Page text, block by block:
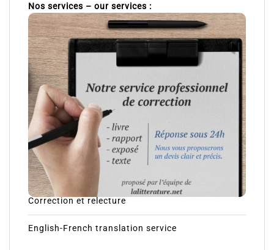
Nos services – our services :
Correction et relecture
English-French translation service